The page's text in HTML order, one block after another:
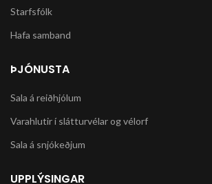
Starfsfólk
Hafa samband
ÞJÓNUSTA
Sala á reiðhjólum
Varahlutir í slátturvélar og vélorf
Sala á snjókeðjum
UPPLÝSINGAR